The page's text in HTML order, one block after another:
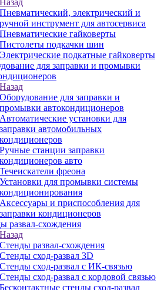
Назад
Пневматический, электрический и
ручной инструмент для автосервиса
Пневматические гайковерты
Пистолеты подкачки шин
Электрические подкатные гайковерты
для заправки и промывки
Назад
Оборудование для заправки и
промывки автокондиционеров
Автоматические установки для
заправки автомобильных
кондиционеров
Ручные станции заправки
кондиционеров авто
Течеискатели фреона
Установки для промывки системы
кондиционирования
Аксессуары и приспособления для
заправки кондиционеров
развал-схождения
Назад
Стенды развал-схождения
Стенды сход-развал 3D
Стенды сход-развал с ИК-связью
Стенды сход-развал с кордовой связью
Бесконтактные стенды сход-развал